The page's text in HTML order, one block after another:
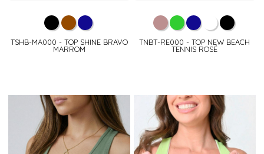
TSHB-MA000 - TOP SHINE BRAVO
MARROM
TNBT-RE000 - TOP NEW BEACH
TENNIS ROSÉ